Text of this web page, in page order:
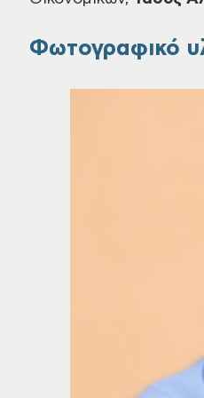
Φωτογραφικό